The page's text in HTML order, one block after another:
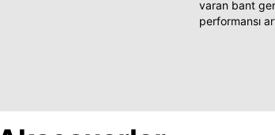
varan bant
performansı